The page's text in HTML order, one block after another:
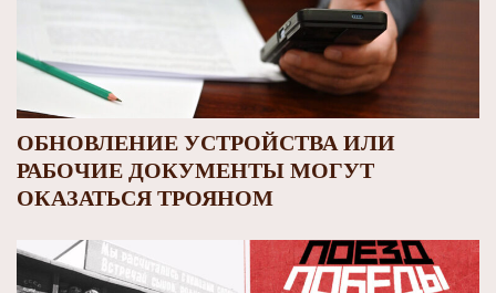
ОБНОВЛЕНИЕ УСТРОЙСТВА ИЛИ
РАБОЧИЕ ДОКУМЕНТЫ МОГУТ
ОКАЗАТЬСЯ ТРОЯНОМ